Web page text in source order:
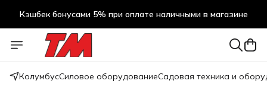
Кэшбек бонусами 5% при оплате наличными в магазине
Кэшбек бонусами 5% при оплате наличными в магазине
КолумбусСиловое оборудованиеСадовая техника и